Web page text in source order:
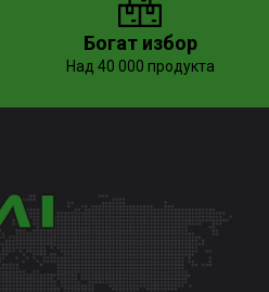
Богат избор
Над 40 000 продукта